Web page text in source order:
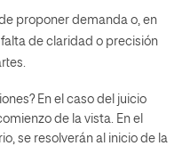
proponer demanda o, en
de claridad o precisión
En el caso del juicio
de la vista. En el
se resolverán al inicio de la